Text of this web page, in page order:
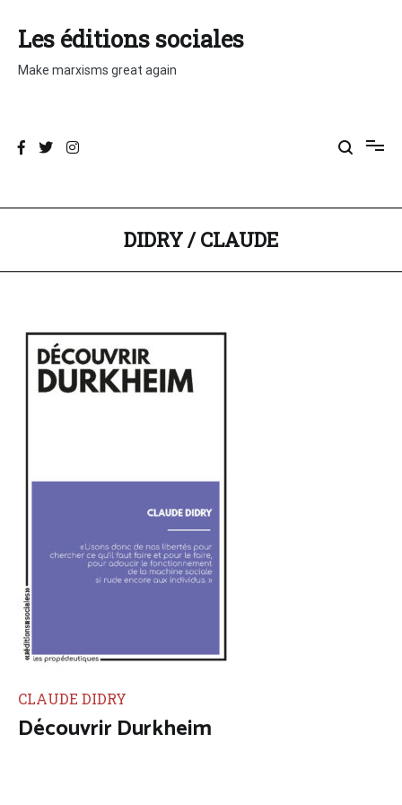
contenu
Les éditions sociales
Make marxisms great again
AUTEUR :
DIDRY / CLAUDE
CLAUDE DIDRY
Découvrir Durkheim